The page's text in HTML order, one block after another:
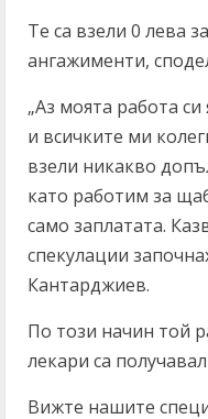
Те са взели 0 лева
ангажименти,
„Аз моята работа
и всичките ми
взели никакво
като работим за
само заплатата.
спекулации
Кантарджиев.
По този начин той
лекари са
Вижте нашите